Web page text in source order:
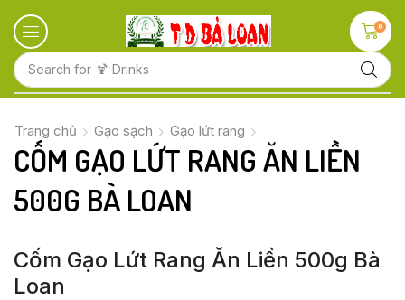
Search for 🍹 Drinks
0
Trang chủ Gạo sạch Gạo lứt rang
CỐM GẠO LỨT RANG ĂN LIỀN
500G BÀ LOAN
Cốm Gạo Lứt Rang Ăn Liền 500g Bà
Loan